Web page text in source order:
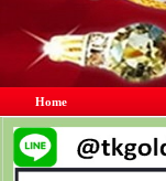
Home